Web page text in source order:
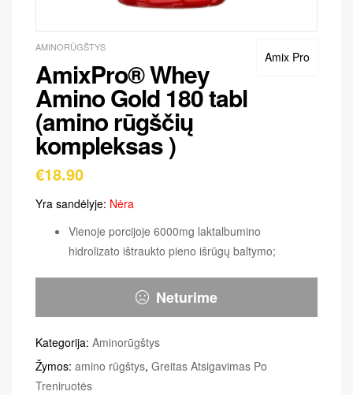
Amix Pro
AMINORŪGŠTYS
AmixPro® Whey
Amino Gold 180 tabl
(amino rūgščių
kompleksas )
€18.90
Yra sandėlyje: Nėra
Vienoje porcijoje 6000mg laktalbumino
hidrolizato ištraukto pieno išrūgų baltymo;
Neturime
Kategorija: Aminorūgštys
Žymos: amino rūgštys, Greitas Atsigavimas Po
Treniruotės